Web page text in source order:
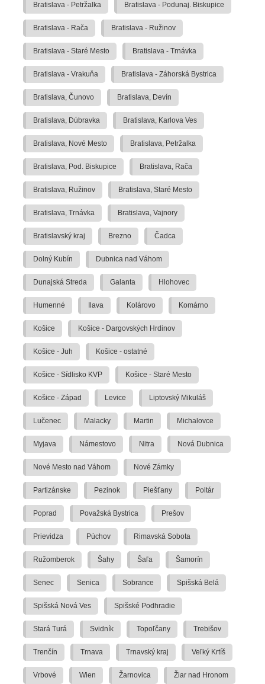
Bratislava - Petržalka Bratislava - Podunaj. Biskupice
Bratislava - Rača Bratislava - Ružinov
Bratislava - Staré Mesto Bratislava - Trnávka
Bratislava - Vrakuňa Bratislava - Záhorská Bystrica
Bratislava, Čunovo Bratislava, Devín
Bratislava, Dúbravka Bratislava, Karlova Ves
Bratislava, Nové Mesto Bratislava, Petržalka
Bratislava, Pod. Biskupice Bratislava, Rača
Bratislava, Ružinov Bratislava, Staré Mesto
Bratislava, Trnávka Bratislava, Vajnory
Bratislavský kraj Brezno Čadca
Dolný Kubín Dubnica nad Váhom
Dunajská Streda Galanta Hlohovec
Humenné Ilava Kolárovo Komárno
Košice Košice - Dargovských Hrdinov
Košice - Juh Košice - ostatné
Košice - Sídlisko KVP Košice - Staré Mesto
Košice - Západ Levice Liptovský Mikuláš
Lučenec Malacky Martin Michalovce
Myjava Námestovo Nitra Nová Dubnica
Nové Mesto nad Váhom Nové Zámky
Partizánske Pezinok Piešťany Poltár
Poprad Považská Bystrica Prešov
Prievidza Púchov Rimavská Sobota
Ružomberok Šahy Šaľa Šamorín
Senec Senica Sobrance Spišská Belá
Spišská Nová Ves Spišské Podhradie
Stará Turá Svidník Topoľčany Trebišov
Trenčín Trnava Trnavský kraj Veľký Krtíš
Vrbové Wien Žarnovica Žiar nad Hronom